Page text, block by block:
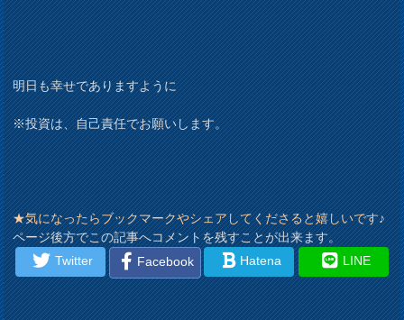
明日も幸せでありますように
※投資は、自己責任でお願いします。
★気になったらブックマークやシェアしてくださると嬉しいです♪
ページ後方でこの記事へコメントを残すことが出来ます。
Twitter
Facebook Hatena LINE